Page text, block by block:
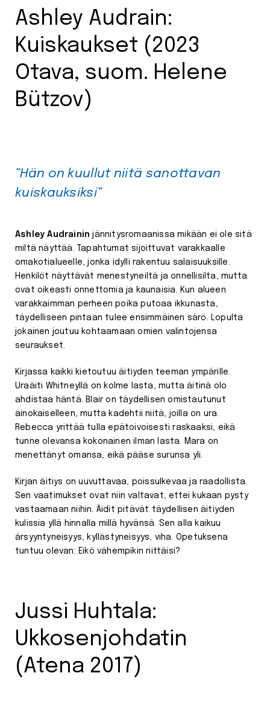
Ashley Audrain:
Kuiskaukset (2023
Otava, suom. Helene
Bützov)
”Hän on kuullut niitä sanottavan
kuiskauksiksi”
Ashley Audrainin jännitysromaanissa mikään ei ole sitä
miltä näyttää. Tapahtumat sijoittuvat varakkaalle
omakotialueelle, jonka idylli rakentuu salaisuuksille.
Henkilöt näyttävät menestyneiltä ja onnellisilta, mutta
ovat oikeasti onnettomia ja kaunaisia. Kun alueen
varakkaimman perheen poika putoaa ikkunasta,
täydelliseen pintaan tulee ensimmäinen särö. Lopulta
jokainen joutuu kohtaamaan omien valintojensa
seuraukset.
Kirjassa kaikki kietoutuu äitiyden teeman ympärille.
Uraäiti Whitneyllä on kolme lasta, mutta äitinä olo
ahdistaa häntä. Blair on täydellisen omistautunut
ainokaiselleen, mutta kadehtii niitä, joilla on ura.
Rebecca yrittää tulla epätoivoisesti raskaaksi, eikä
tunne olevansa kokonainen ilman lasta. Mara on
menettänyt omansa, eikä pääse surunsa yli.
Kirjan äitiys on uuvuttavaa, poissulkevaa ja raadollista.
Sen vaatimukset ovat niin valtavat, ettei kukaan pysty
vastaamaan niihin. Äidit pitävät täydellisen äitiyden
kulissia yllä hinnalla millä hyvänsä. Sen alla kaikuu
ärsyyntyneisyys, kyllästyneisyys, viha. Opetuksena
tuntuu olevan: Eikö vähempikin riittäisi?
Jussi Huhtala:
Ukkosenjohdatin
(Atena 2017)